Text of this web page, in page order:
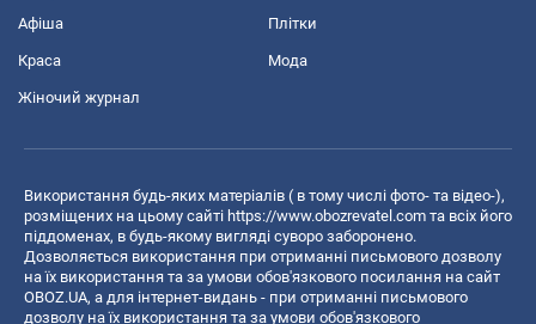
Афіша Плітки
Краса Мода
Жіночий журнал
Використання будь-яких матеріалів ( в тому числі фото- та відео-),
розміщених на цьому сайті https://www.obozrevatel.com та всіх його
піддоменах, в будь-якому вигляді суворо заборонено.
Дозволяється використання при отриманні письмового дозволу
на їх використання та за умови обов'язкового посилання на сайт
OBOZ.UA, а для інтернет-видань - при отриманні письмового
дозволу на їх використання та за умови обов'язкового